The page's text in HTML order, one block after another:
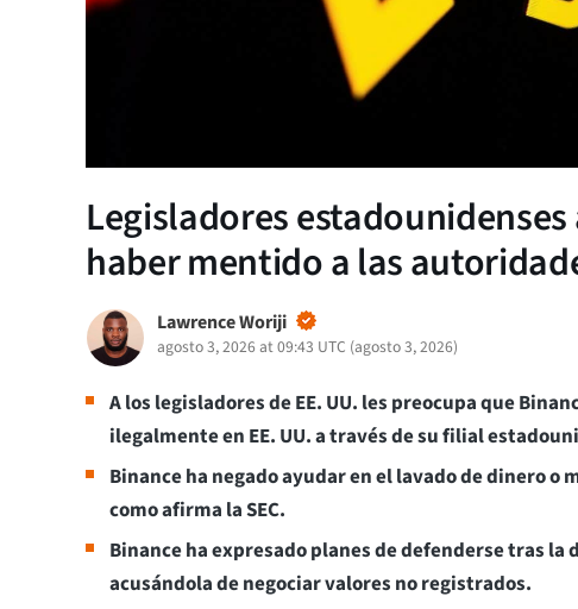
Legisladores
haber mentido a las
Lawrence Woriji
agosto 3, 2026 at 09:43 UTC (agosto 3, 2026)
A los legisladores de EE. UU. les preocupa que
ilegalmente en EE. UU. a través de su filial
Binance ha negado ayudar en el lavado de dinero o
como afirma la SEC.
Binance ha expresado planes de defenderse tras la
acusándola de negociar valores no registrados.